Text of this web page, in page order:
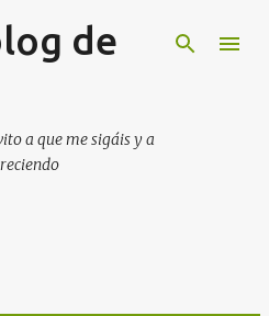
principal
de
a que me sigáis y a